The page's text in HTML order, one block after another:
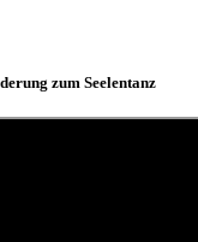
zum Seelentanz